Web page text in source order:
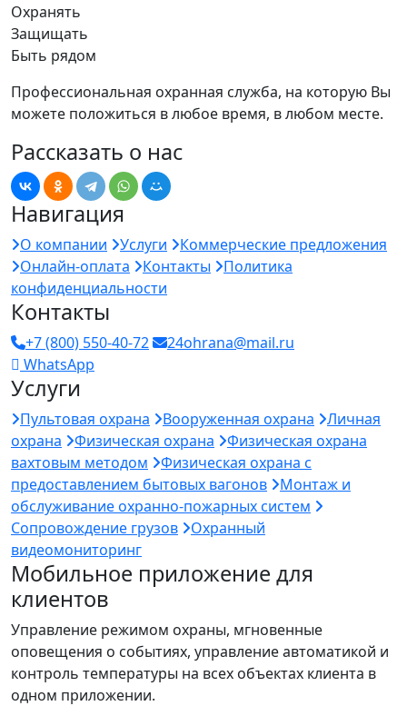
Охранять
Защищать
Быть рядом
Профессиональная охранная служба, на которую Вы
можете положиться в любое время, в любом месте.
Рассказать о нас
Навигация
О компании Услуги
Коммерческие предложения
Онлайн-оплата
Контакты
Политика
конфиденциальности
Контакты
+7 (800) 550-40-72
24ohrana@mail.ru
WhatsApp
Услуги
Пультовая охрана Вооруженная охрана
Личная
охрана
Физическая охрана
Физическая охрана
вахтовым методом
Физическая охрана с
предоставлением бытовых вагонов
Монтаж и
обслуживание охранно-пожарных систем
Сопровождение грузов
Охранный
видеомониторинг
Мобильное приложение для
клиентов
Управление режимом охраны, мгновенные
оповещения о событиях, управление автоматикой и
контроль температуры на всех объектах клиента в
одном приложении.